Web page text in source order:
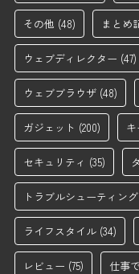
その他 (48) まとめ
ウェブディレクター (47)
ウェブブラウザ (48)
ガジェット (200)
セキュリティ (35)
トラブルシューティング
ライフスタイル (34)
レビュー (75) 仕事